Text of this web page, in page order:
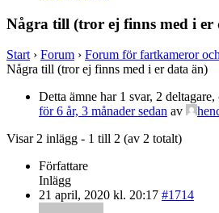
Några till (tror ej finns med i er
Start › Forum › Forum för fartkameror
Några till (tror ej finns med i er data än)
Detta ämne har 1 svar, 2 deltagare,
för 6 år, 3 månader sedan av
Visar 2 inlägg - 1 till 2 (av 2 totalt)
Författare
Inlägg
21 april, 2020 kl. 20:17 #1714